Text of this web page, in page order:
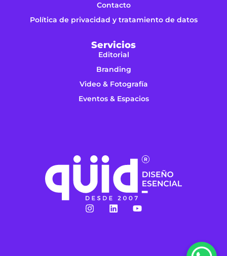
Contacto
Política de privacidad y tratamiento de datos
Servicios
Editorial
Branding
Video & Fotografía
Eventos & Espacios